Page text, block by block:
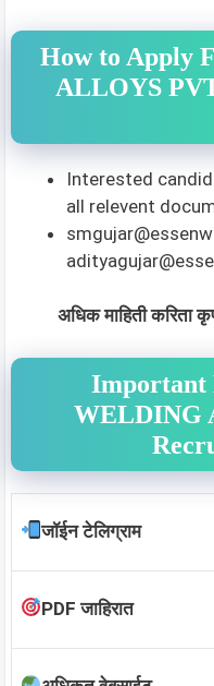
How to Apply
ALLOYS
Interested
all relevent
अधिक माहिती करिता
Important
WELDING
जॉईन टेलिग्राम
PDF जाहिरात